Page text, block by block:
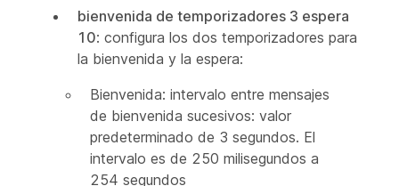
bienvenida de temporizadores 3 espera
10: configura los dos temporizadores para
la bienvenida y la espera:
Bienvenida: intervalo entre mensajes
de bienvenida sucesivos: valor
predeterminado de 3 segundos. El
intervalo es de 250 milisegundos a
254 segundos